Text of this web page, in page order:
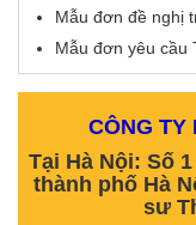
Mẫu đơn đề nghị
Mẫu đơn yêu cầu
CÔNG TY
Tại Hà Nội: Số
thành phố Hà
sư